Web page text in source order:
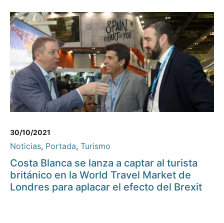
30/10/2021
Noticias, Portada, Turismo
Costa Blanca se lanza a captar al turista
británico en la World Travel Market de
Londres para aplacar el efecto del Brexit